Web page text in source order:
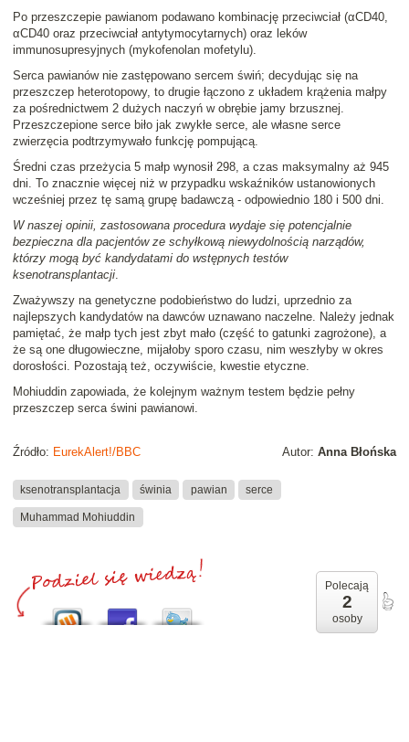
Po przeszczepie pawianom podawano kombinację przeciwciał (αCD40,
αCD40 oraz przeciwciał antytymocytarnych) oraz leków
immunosupresyjnych (mykofenolan mofetylu).
Serca pawianów nie zastępowano sercem świń; decydując się na
przeszczep heterotopowy, to drugie łączono z układem krążenia małpy
za pośrednictwem 2 dużych naczyń w obrębie jamy brzusznej.
Przeszczepione serce biło jak zwykłe serce, ale własne serce
zwierzęcia podtrzymywało funkcję pompującą.
Średni czas przeżycia 5 małp wynosił 298, a czas maksymalny aż 945
dni. To znacznie więcej niż w przypadku wskaźników ustanowionych
wcześniej przez tę samą grupę badawczą - odpowiednio 180 i 500 dni.
W naszej opinii, zastosowana procedura wydaje się potencjalnie
bezpieczna dla pacjentów ze schyłkową niewydolnością narządów,
którzy mogą być kandydatami do wstępnych testów
ksenotransplantacji.
Zważywszy na genetyczne podobieństwo do ludzi, uprzednio za
najlepszych kandydatów na dawców uznawano naczelne. Należy jednak
pamiętać, że małp tych jest zbyt mało (część to gatunki zagrożone), a
że są one długowieczne, mijałoby sporo czasu, nim weszłyby w okres
dorosłości. Pozostają też, oczywiście, kwestie etyczne.
Mohiuddin zapowiada, że kolejnym ważnym testem będzie pełny
przeszczep serca świni pawianowi.
Autor: Anna Błońska
Źródło: EurekAlert!/BBC
ksenotransplantacja świnia pawian serce
Muhammad Mohiuddin
Polecają
2
osoby